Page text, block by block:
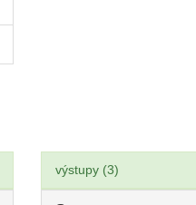
výstupy (3)